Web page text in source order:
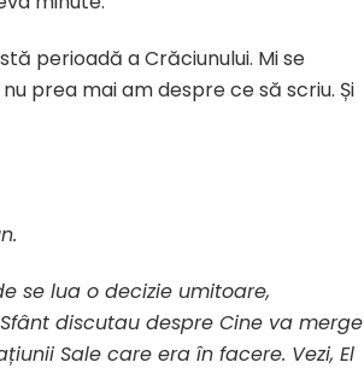
perioadă a Crăciunului. Mi se
prea mai am despre ce să scriu. Și
se lua o decizie umitoare,
discutau despre Cine va merge
Sale care era în facere. Vezi, El